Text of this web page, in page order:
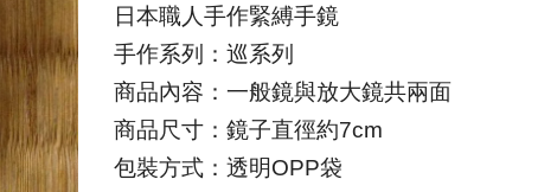
日本職人手作緊縛手鏡
手作系列：巡系列
商品內容：一般鏡與放大鏡共兩面
商品尺寸：鏡子直徑約7cm
包裝方式：透明OPP袋